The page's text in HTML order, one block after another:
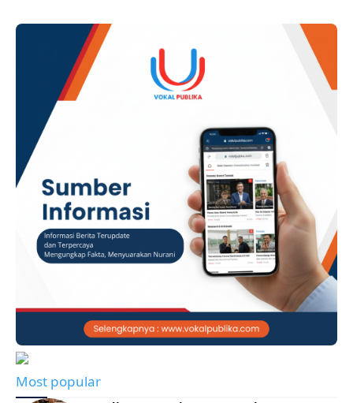
BP Batam, Amsakar Achmad, menegaskan bahwa penataan
tersebut merupakan bagian dari komitmen bersama untuk
mewujudkan tata …
Most popular